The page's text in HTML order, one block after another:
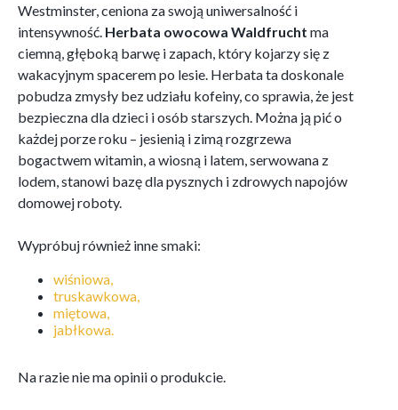
Westminster, ceniona za swoją uniwersalność i
intensywność. Herbata owocowa Waldfrucht ma
ciemną, głęboką barwę i zapach, który kojarzy się z
wakacyjnym spacerem po lesie. Herbata ta doskonale
pobudza zmysły bez udziału kofeiny, co sprawia, że jest
bezpieczna dla dzieci i osób starszych. Można ją pić o
każdej porze roku – jesienią i zimą rozgrzewa
bogactwem witamin, a wiosną i latem, serwowana z
lodem, stanowi bazę dla pysznych i zdrowych napojów
domowej roboty.
Wypróbuj również inne smaki:
wiśniowa,
truskawkowa,
miętowa,
jabłkowa.
Na razie nie ma opinii o produkcie.